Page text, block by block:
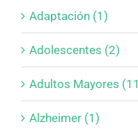
Adaptación (1)
Adolescentes (2)
Adultos Mayores
Alzheimer (1)